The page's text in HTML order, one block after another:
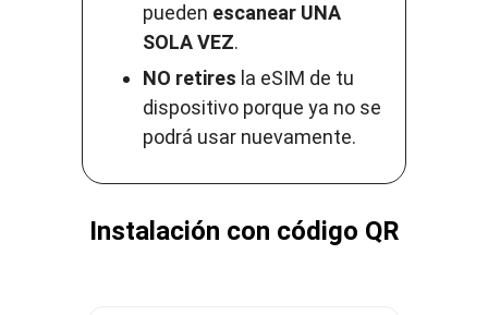
pueden escanear UNA
SOLA VEZ.
NO retires la eSIM de tu
dispositivo porque ya no se
podrá usar nuevamente.
Instalación con código QR